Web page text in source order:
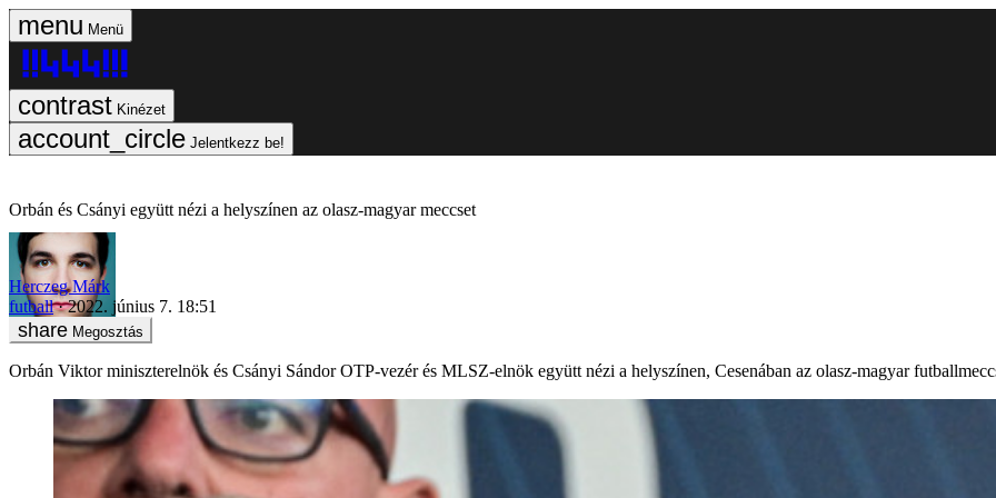
Menü
Kinézet
Jelentkezz be!
Orbán és Csányi együtt nézi a helyszínen az olasz-magyar meccset
Herczeg Márk
futball
2022. június 7. 18:51
Megosztás
Orbán Viktor miniszterelnök és Csányi Sándor OTP-vezér és MLSZ-elnök együtt nézi a helyszínen, Cesenában az olasz-magyar